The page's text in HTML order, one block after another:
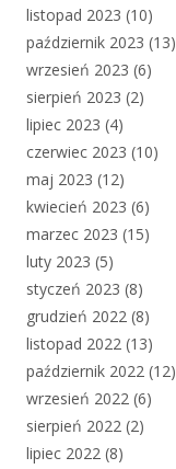
listopad 2023 (10)
październik 2023 (13)
wrzesień 2023 (6)
sierpień 2023 (2)
lipiec 2023 (4)
czerwiec 2023 (10)
maj 2023 (12)
kwiecień 2023 (6)
marzec 2023 (15)
luty 2023 (5)
styczeń 2023 (8)
grudzień 2022 (8)
listopad 2022 (13)
październik 2022 (12)
wrzesień 2022 (6)
sierpień 2022 (2)
lipiec 2022 (8)